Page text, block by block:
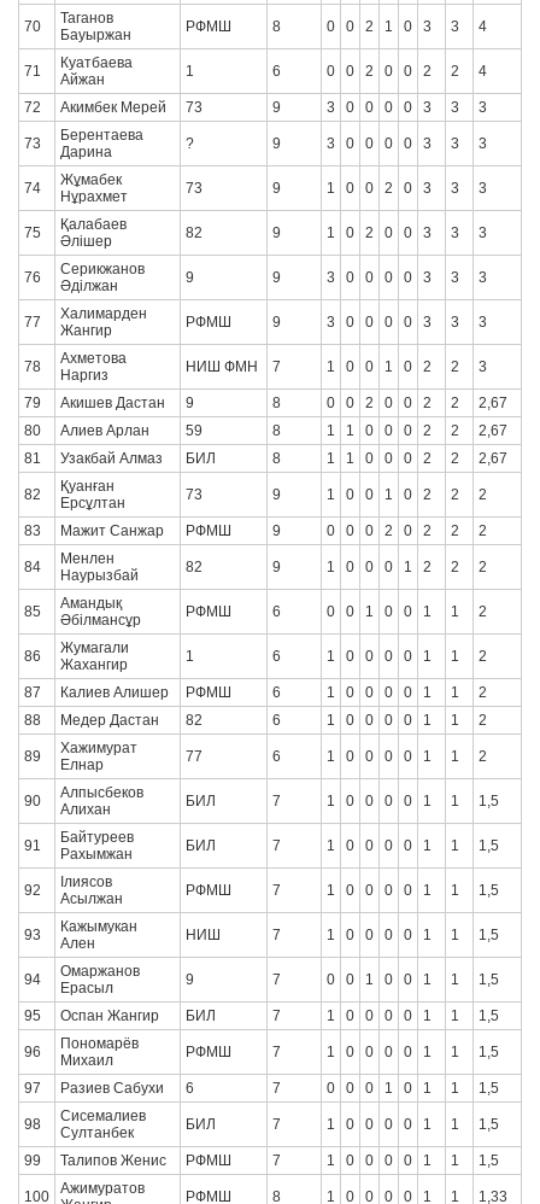
70
Таганов
Бауыржан
РФМШ 8 0 0 2 1 0 3 3 4
71
Куатбаева
Айжан
1 6 0 0 2 0 0 2 2 4
72 Акимбек Мерей 73 9 3 0 0 0 0 3 3 3
73
Берентаева
Дарина
? 9 3 0 0 0 0 3 3 3
74
Жұмабек
Нұрахмет
73 9 1 0 0 2 0 3 3 3
75
Қалабаев
Әлішер
82 9 1 0 2 0 0 3 3 3
76
Серикжанов
Əділжан
9 9 3 0 0 0 0 3 3 3
77
Халимарден
Жангир
РФМШ 9 3 0 0 0 0 3 3 3
78
Ахметова
Наргиз
НИШ ФМН 7 1 0 0 1 0 2 2 3
79 Акишев Дастан 9 8 0 0 2 0 0 2 2
2,67
80
Алиев Арлан 59 8 1 1 0 0 0 2 2
2,67
81
Узакбай Алмаз БИЛ 8 1 1 0 0 0 2 2 2,67
82
Қуанған
Ерсұлтан
73 9 1 0 0 1 0 2 2 2
83 Мажит Санжар РФМШ 9 0 0 0 2 0 2 2 2
84
Менлен
Наурызбай
82 9 1 0 0 0 1 2 2 2
85
Амандық
Əбілмансұр
РФМШ 6 0 0 1 0 0 1 1 2
86
Жумагали
Жахангир
1 6 1 0 0 0 0 1 1 2
87 Калиев Алишер РФМШ 6 1 0 0 0 0 1 1
2
88
Медер Дастан 82 6 1 0 0 0 0 1 1 2
89
Хажимурат
Елнар
77 6 1 0 0 0 0 1 1 2
90
Алпысбеков
Алихан
БИЛ 7 1 0 0 0 0 1 1 1,5
91
Байтуреев
Рахымжан
БИЛ 7 1 0 0 0 0 1 1 1,5
92
Ілиясов
Асылжан
РФМШ 7 1 0 0 0 0 1 1 1,5
93
Кажымукан
Ален
НИШ 7 1 0 0 0 0 1 1 1,5
94
Омаржанов
Ерасыл
9 7 0 0 1 0 0 1 1 1,5
95 Оспан Жангир БИЛ 7 1 0 0 0 0 1 1 1,5
96
Пономарёв
Михаил
РФМШ 7 1 0 0 0 0 1 1 1,5
97 Разиев Сабухи 6 7 0 0 0 1 0 1 1 1,5
98
Сисемалиев
Султанбек
БИЛ 7 1 0 0 0 0 1 1 1,5
99 Талипов Женис РФМШ 7 1 0 0 0 0 1 1 1,5
100
Ажимуратов
РФМШ 8 1 0 0 0 0 1 1 1,33